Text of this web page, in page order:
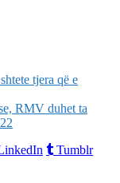
tjera që e
RMV duhet ta
Tumblr